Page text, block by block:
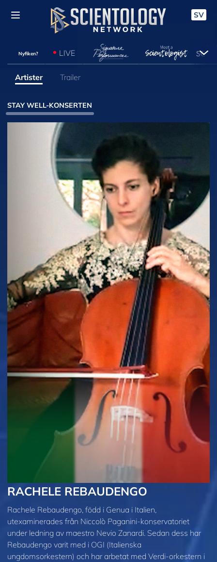
SV
Nyfiken? LIVE
Artister Trailer
STAY WELL-KONSERTEN
RACHELE REBAUDENGO
Rachele Rebaudengo, född i Genua i Italien,
utexaminerades från Niccolò Paganini-konservatoriet
under ledning av maestro Nevio Zanardi. Sedan dess har
Rebaudengo varit med i OGI (Italienska
ungdomsorkestern) och har arbetat med Verdi-orkestern i